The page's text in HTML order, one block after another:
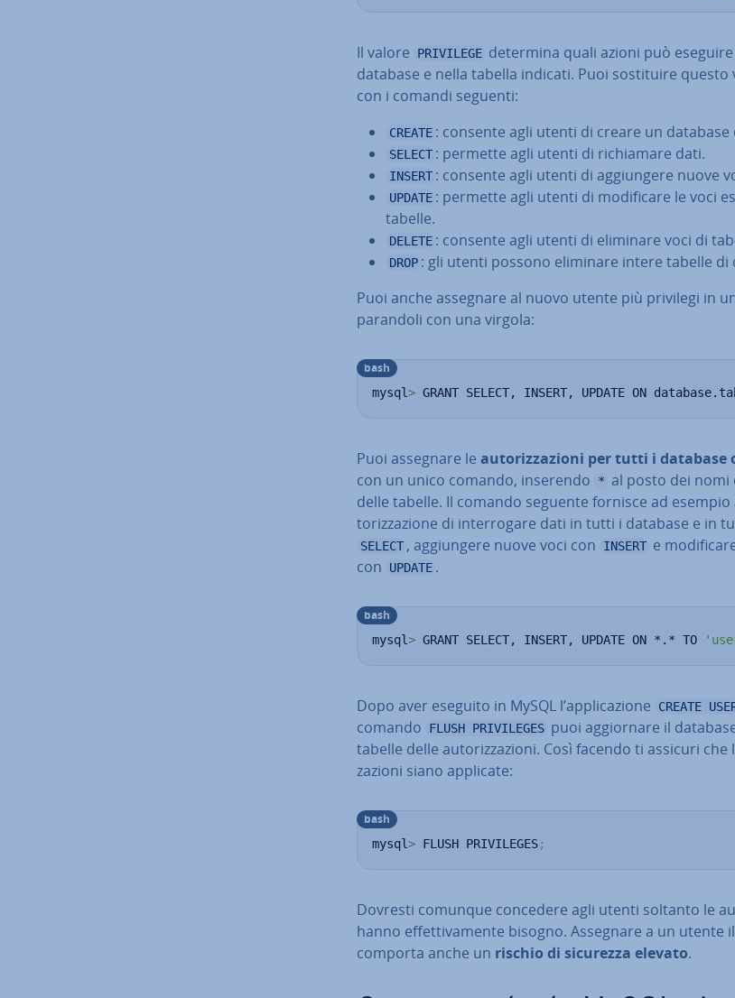
Il valore PRIVILEGE determina quali azioni può eseguire
database e nella tabella indicati. Puoi so­sti­tui­re questo
con i comandi seguenti:
CREATE : consente agli utenti di creare un database
SELECT : permette agli utenti di ri­chia­ma­re dati.
INSERT : consente agli utenti di ag­giun­ge­re nuove
UPDATE : permette agli utenti di mo­di­fi­ca­re le voci
tabelle.
DELETE : consente agli utenti di eliminare voci di
DROP : gli utenti possono eliminare intere tabelle di
Puoi anche assegnare al nuovo utente più privilegi in
pa­ran­do­li con una virgola:
mysql> GRANT SELECT, INSERT, UPDATE ON
bash
Puoi assegnare le au­to­riz­za­zio­ni per tutti i database
con un unico comando, inserendo
* al posto dei nomi
delle tabelle. Il comando seguente fornisce ad
to­riz­za­zio­ne di in­ter­ro­ga­re dati in tutti i database e in
SELECT , ag­giun­ge­re nuove voci con INSERT e
con
UPDATE .
mysql> GRANT SELECT, INSERT, UPDATE ON *.* TO
bash
Dopo aver eseguito in MySQL l’ap­pli­ca­zio­ne CREATE
comando
FLUSH PRIVILEGES puoi ag­gior­na­re il
tabelle delle au­to­riz­za­zio­ni. Così facendo ti assicuri
za­zio­ni siano applicate:
mysql> FLUSH PRIVILEGES;
bash
Dovresti comunque concedere agli utenti soltanto le
hanno ef­fet­ti­va­men­te bisogno. Assegnare a un utente
comporta anche un rischio di sicurezza elevato.